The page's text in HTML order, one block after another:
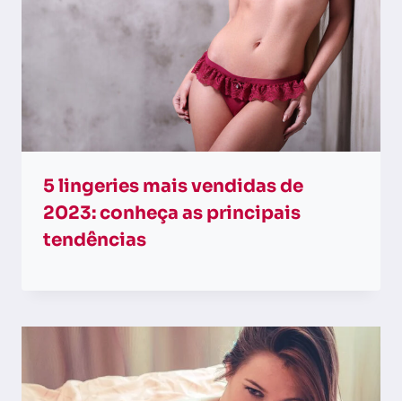
5 lingeries mais vendidas de
2023: conheça as principais
tendências